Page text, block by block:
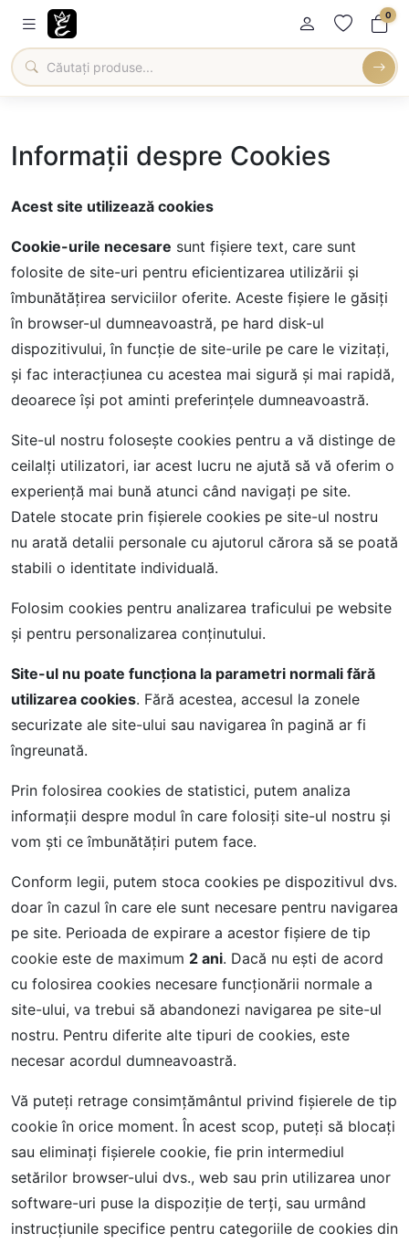
0
Informații despre Cookies
Acest site utilizează cookies
Cookie-urile necesare sunt fișiere text, care sunt
folosite de site-uri pentru eficientizarea utilizării și
îmbunătățirea serviciilor oferite. Aceste fișiere le găsiți
în browser-ul dumneavoastră, pe hard disk-ul
dispozitivului, în funcție de site-urile pe care le vizitați,
și fac interacțiunea cu acestea mai sigură și mai rapidă,
deoarece își pot aminti preferințele dumneavoastră.
Site-ul nostru folosește cookies pentru a vă distinge de
ceilalți utilizatori, iar acest lucru ne ajută să vă oferim o
experiență mai bună atunci când navigați pe site.
Datele stocate prin fișierele cookies pe site-ul nostru
nu arată detalii personale cu ajutorul cărora să se poată
stabili o identitate individuală.
Folosim cookies pentru analizarea traficului pe website
și pentru personalizarea conținutului.
Site-ul nu poate funcționa la parametri normali fără
utilizarea cookies. Fără acestea, accesul la zonele
securizate ale site-ului sau navigarea în pagină ar fi
îngreunată.
Prin folosirea cookies de statistici, putem analiza
informații despre modul în care folosiți site-ul nostru și
vom ști ce îmbunătățiri putem face.
Conform legii, putem stoca cookies pe dispozitivul dvs.
doar în cazul în care ele sunt necesare pentru navigarea
pe site. Perioada de expirare a acestor fișiere de tip
cookie este de maximum 2 ani. Dacă nu ești de acord
cu folosirea cookies necesare funcționării normale a
site-ului, va trebui să abandonezi navigarea pe site-ul
nostru. Pentru diferite alte tipuri de cookies, este
necesar acordul dumneavoastră.
Vă puteți retrage consimțământul privind fișierele de tip
cookie în orice moment. În acest scop, puteți să blocați
sau eliminați fișierele cookie, fie prin intermediul
setărilor browser-ului dvs., web sau prin utilizarea unor
software-uri puse la dispoziție de terți, sau urmând
instrucțiunile specifice pentru categoriile de cookies din